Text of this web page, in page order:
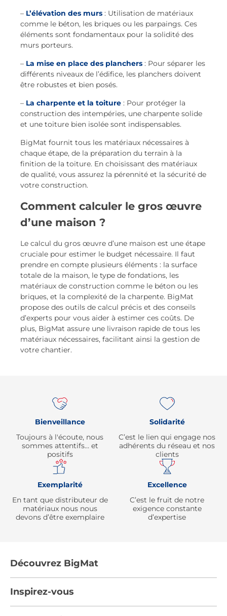
– L’élévation des murs : Utilisation de matériaux
comme le béton, les briques ou les parpaings. Ces
éléments sont fondamentaux pour la solidité des
murs porteurs.
– La mise en place des planchers : Pour séparer les
différents niveaux de l’édifice, les planchers doivent
être robustes et bien posés.
– La charpente et la toiture : Pour protéger la
construction des intempéries, une charpente solide
et une toiture bien isolée sont indispensables.
BigMat fournit tous les matériaux nécessaires à
chaque étape, de la préparation du terrain à la
finition de la toiture. En choisissant des matériaux
de qualité, vous assurez la pérennité et la sécurité de
votre construction.
Comment calculer le gros œuvre
d’une maison ?
Le calcul du gros œuvre d’une maison est une étape
cruciale pour estimer le budget nécessaire. Il faut
prendre en compte plusieurs éléments : la surface
totale de la maison, le type de fondations, les
matériaux de construction comme le béton ou les
briques, et la complexité de la charpente. BigMat
propose des outils de calcul précis et des conseils
d’experts pour vous aider à estimer ces coûts. De
plus, BigMat assure une livraison rapide de tous les
matériaux nécessaires, facilitant ainsi la gestion de
votre chantier.
Bienveillance
Toujours à l'écoute, nous
sommes attentifs… et
positifs
Solidarité
C’est le lien qui engage nos
adhérents du réseau et nos
clients
Exemplarité
En tant que distributeur de
matériaux nous nous
devons d’être exemplaire
Excellence
C’est le fruit de notre
exigence constante
d’expertise
Découvrez BigMat
Inspirez-vous